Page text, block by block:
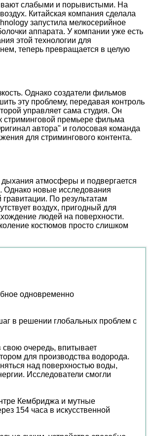
слабыми и порывистыми. На
Китайская компания сделала
запустила мелкосерийное
аппарата. У компании уже есть
этой технологии для
теперь превращается в целую
Однако создатели фильмов
эту проблему, передавая контроль
управляет сама студия. Он
стриминговой премьере фильма
автора" и голосовая команда
для стримингового контента.
атмосферы и подвергается
Однако новые исследования
По результатам
воздух, пригодный для
людей на поверхности.
костюмов просто слишком
одновременно
в решении глобальных проблем с
свою очередь, впитывает
для производства водорода.
над поверхностью воды,
Исследователи смогли
Кембриджа и мутные
154 часа в искусственной